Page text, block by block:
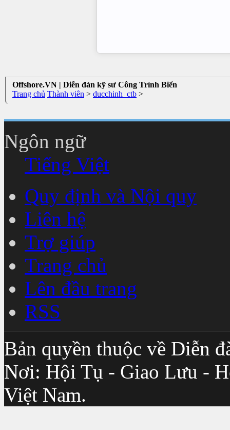
Offshore.VN | Diễn đàn kỹ sư Công Trình Biển
Trang chủ Thành viên > ducchinh_ctb >
Ngôn ngữ
Tiếng Việt
Quy định và Nội quy
Liên hệ
Trợ giúp
Trang chủ
Lên đầu trang
RSS
Bản quyền thuộc về Diễn
Nơi: Hội Tụ - Giao Lưu -
Việt Nam.